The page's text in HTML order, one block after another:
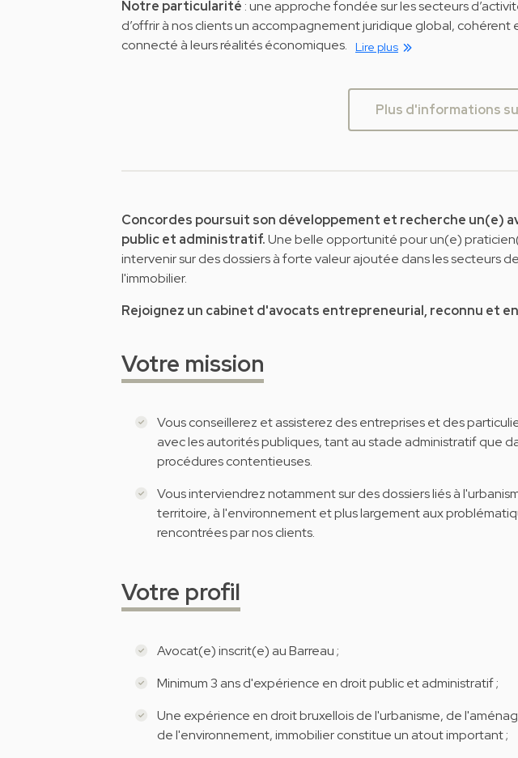
Notre particularité : une approche fondée sur les secteurs
d’offrir à nos clients un accompagnement juridique global,
connecté à leurs réalités économiques. Lire plus
Plus d'informations
Concordes poursuit son développement et recherche un(e)
public et administratif.Une belle opportunité pour un(e)
intervenir sur des dossiers à forte valeur ajoutée dans les secteurs
l'immobilier.
Rejoignez un cabinet d'avocats entrepreneurial, reconnu et
Votre mission
Vous conseillerez et assisterez des entreprises et des
avec les autorités publiques, tant au stade administratif que
procédures contentieuses.
Vous interviendrez notamment sur des dossiers liés à
territoire, à l'environnement et plus largement aux
rencontrées par nos clients.
Votre profil
Avocat(e) inscrit(e) au Barreau ;
Minimum 3 ans d'expérience en droit public et administratif ;
Une expérience en droit bruxellois de l'urbanisme, de
de l'environnement, immobilier constitue un atout important ;